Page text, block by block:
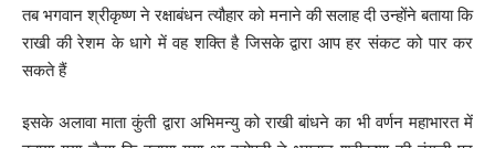
तब भगवान श्रीकृष्ण ने रक्षाबंधन त्यौहार को मनाने की सलाह दी उन्होंने बताया कि
राखी की रेशम के धागे में वह शक्ति है जिसके द्वारा आप हर संकट को पार कर
सकते हैं
इसके अलावा माता कुंती द्वारा अभिमन्यु को राखी बांधने का भी वर्णन महाभारत में